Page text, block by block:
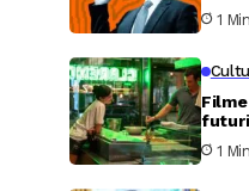
1
por
1